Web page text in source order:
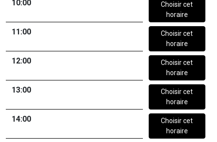
10:00
Choisir cet
horaire
11:00
Choisir cet
horaire
12:00
Choisir cet
horaire
13:00
Choisir cet
horaire
14:00
Choisir cet
horaire